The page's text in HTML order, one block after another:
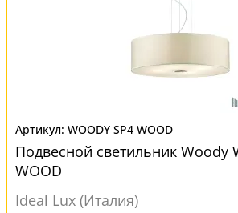
WOODY SP4 WOOD
Подвесной светильник Woody
WOOD
Ideal Lux (Италия)